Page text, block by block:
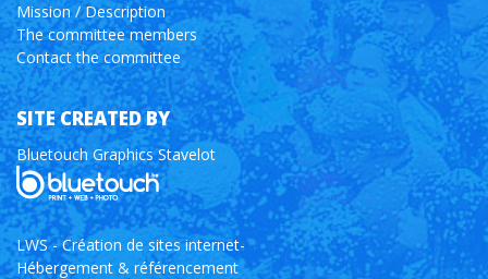
Mission / Description
The committee members
Contact the committee
SITE CREATED BY
Bluetouch Graphics Stavelot
LWS - Création de sites internet-
Hébergement & référencement